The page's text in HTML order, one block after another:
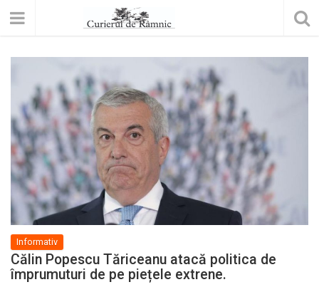
Informativ
Călin Popescu Tăriceanu atacă politica de
împrumuturi de pe piețele extrene.